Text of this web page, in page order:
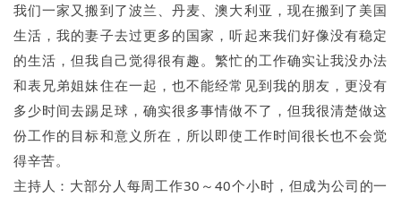
我们一家又搬到了波兰、丹麦、澳大利亚，现在搬到了美国
生活，我的妻子去过更多的国家，听起来我们好像没有稳定
的生活，但我自己觉得很有趣。繁忙的工作确实让我没办法
和表兄弟姐妹住在一起，也不能经常见到我的朋友，更没有
多少时间去踢足球，确实很多事情做不了，但我很清楚做这
份工作的目标和意义所在，所以即使工作时间很长也不会觉
得辛苦。
主持人：大部分人每周工作30～40个小时，但成为公司的一